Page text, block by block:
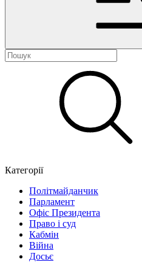
Категорії
Політмайданчик
Парламент
Офіс Президента
Право і суд
Кабмін
Війна
Досьє